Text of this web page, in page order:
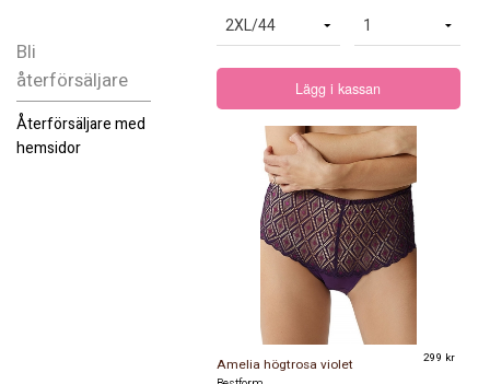
Bli
återförsäljare
Återförsäljare med
hemsidor
Lägg i kassan
Amelia högtrosa violet 299 kr